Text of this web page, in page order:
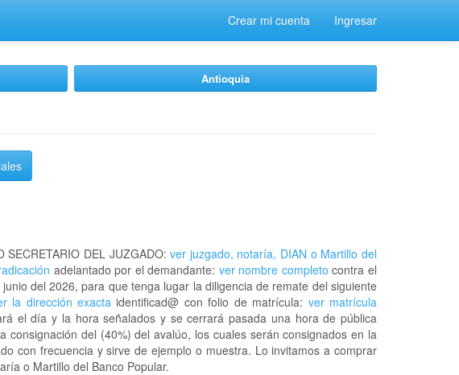
Crear mi cuenta Ingresar
Antioquia
SECRETARIO DEL JUZGADO: ver juzgado, notaría, DIAN o Martillo del
adelantado por el demandante: ver nombre completo contra el
del 2026, para que tenga lugar la diligencia de remate del siguiente
la dirección exactaidentificad@ con folio de matrícula: ver matrícula
el día y la hora señalados y se cerrará pasada una hora de pública
del (40%) del avalúo, los cuales serán consignados en la
con frecuencia y sirve de ejemplo o muestra. Lo invitamos a comprar
o Martillo del Banco Popular.